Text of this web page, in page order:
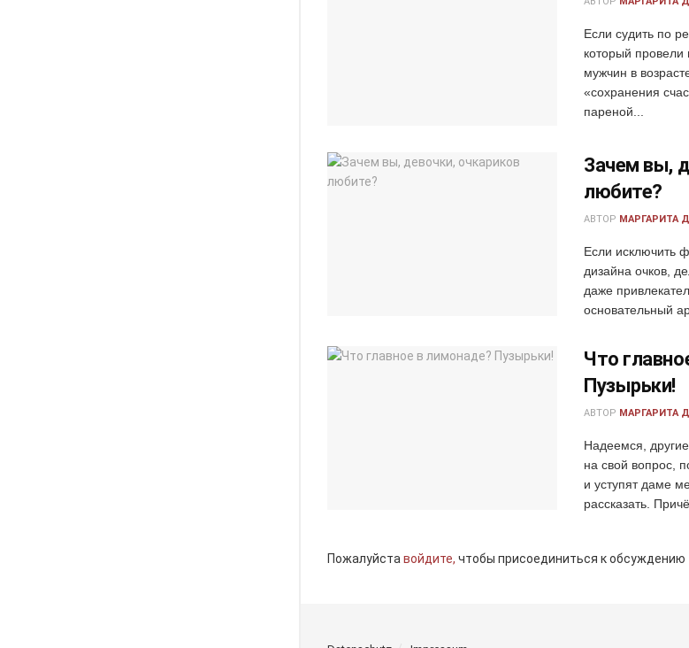
Если судить по
который провели
мужчин в
«сохранения
пареной...
Зачем вы,
любите?
АВТОР МАРГАРИТА
Если исключить
дизайна очков,
даже
основательный
Что
Пузырьки!
АВТОР МАРГАРИТА
Надеемся,
на свой вопрос,
и уступят даме
рассказать.
Пожалуйста войдите, чтобы присоединиться к обсуждению